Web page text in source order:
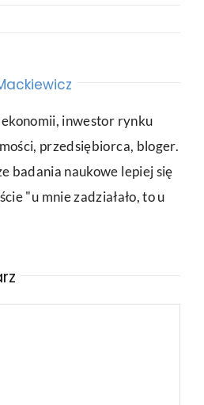
inwestor rynku
przedsiębiorca, bloger.
badania naukowe lepiej się
"u mnie zadziałało, to u